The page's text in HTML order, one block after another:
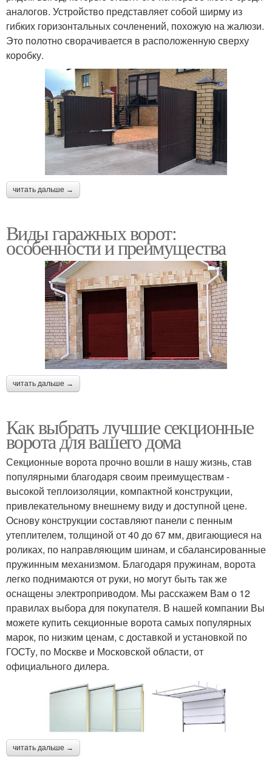
аналогов. Устройство представляет собой ширму из
гибких горизонтальных сочленений, похожую на жалюзи.
Это полотно сворачивается в расположенную сверху
коробку.
читать дальше →
Виды гаражных ворот:
особенности и преимущества
читать дальше →
Как выбрать лучшие секционные
ворота для вашего дома
Секционные ворота прочно вошли в нашу жизнь, став
популярными благодаря своим преимуществам -
высокой теплоизоляции, компактной конструкции,
привлекательному внешнему виду и доступной цене.
Основу конструкции составляют панели с пенным
утеплителем, толщиной от 40 до 67 мм, двигающиеся на
роликах, по направляющим шинам, и сбалансированные
пружинным механизмом. Благодаря пружинам, ворота
легко поднимаются от руки, но могут быть так же
оснащены электроприводом. Мы расскажем Вам о 12
правилах выбора для покупателя. В нашей компании Вы
можете купить секционные ворота самых популярных
марок, по низким ценам, с доставкой и установкой по
ГОСТу, по Москве и Московской области, от
официального дилера.
читать дальше →